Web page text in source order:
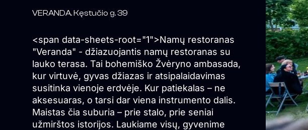
VERANDA. Kęstučio g. 39
<span data-sheets-root="1">Namų restoranas
"Veranda" - džiazuojantis namų restoranas su
lauko terasa. Tai bohemiško Žvėryno ambasada,
kur virtuvė, gyvas džiazas ir atsipalaidavimas
susitinka vienoje erdvėje. Kur patiekalas – ne
aksesuaras, o tarsi dar viena instrumento dalis.
Maistas čia suburia – prie stalo, prie seniai
užmirštos istorijos. Laukiame visų, gyvenime